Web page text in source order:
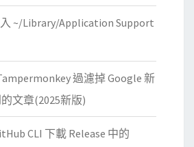
~/Library/Application Support
過濾掉 Google 新
文章(2025新版)
CLI 下載 Release 中的